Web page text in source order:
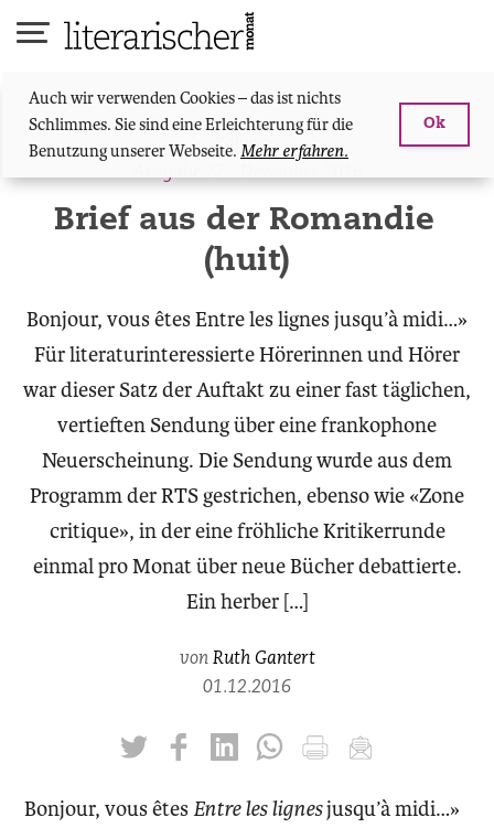
Auch wir verwenden Cookies – das ist nichts
Schlimmes. Sie sind eine Erleichterung für die
Benutzung unserer Webseite. Mehr erfahren.
Ok
Kolumne
Brief aus der Romandie
(huit)
Bonjour, vous êtes Entre les lignes jusqu’à midi…»
Für literaturinteressierte Hörerinnen und Hörer
war dieser Satz der Auftakt zu einer fast täglichen,
vertieften Sendung über eine frankophone
Neuerscheinung. Die Sendung wurde aus dem
Programm der RTS gestrichen, ebenso wie «Zone
critique», in der eine fröhliche Kritikerrunde
einmal pro Monat über neue Bücher debattierte.
Ein herber […]
von Ruth Gantert
01.12.2016
twittern liken teilen teilen drucken
Bonjour, vous êtes Entre les lignesjusqu’à midi…»